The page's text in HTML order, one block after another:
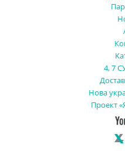
4, 7
Нова
Проект